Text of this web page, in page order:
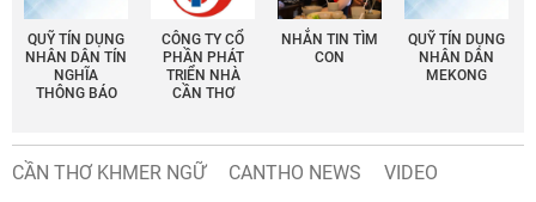
QUỸ TÍN DỤNG
NHÂN DÂN TÍN
NGHĨA
THÔNG BÁO
CÔNG TY CỔ
PHẦN PHÁT
TRIỂN NHÀ
CẦN THƠ
NHẮN TIN TÌM
CON
QUỸ TÍN DỤNG
NHÂN DÂN
MEKONG
CẦN THƠ KHMER NGỮ CANTHO NEWS
VIDEO